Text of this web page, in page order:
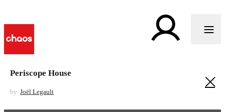
Periscope House
by Joël Legault